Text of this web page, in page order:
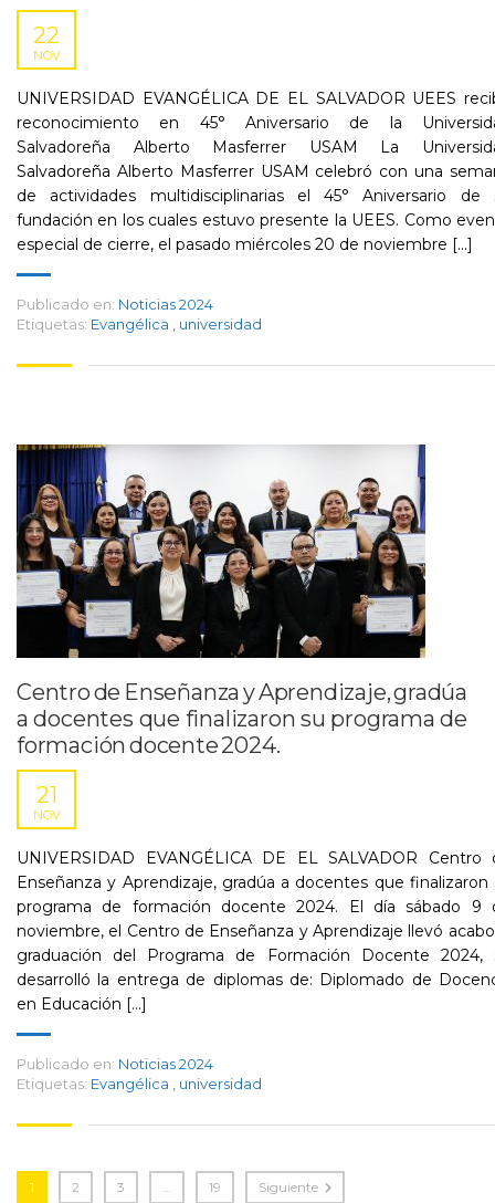
22
NOV
UNIVERSIDAD EVANGÉLICA DE EL SALVADOR UEES
reconocimiento en 45° Aniversario de la
Salvadoreña Alberto Masferrer USAM La
Salvadoreña Alberto Masferrer USAM celebró con una
de actividades multidisciplinarias el 45° Aniversario de
fundación en los cuales estuvo presente la UEES. Como
especial de cierre, el pasado miércoles 20 de noviembre [...]
Publicado en: Noticias 2024
Etiquetas: Evangélica universidad
Centro de Enseñanza y Aprendizaje, gradúa
a docentes que finalizaron su programa de
formación docente 2024.
21
NOV
UNIVERSIDAD EVANGÉLICA DE EL SALVADOR Centro
Enseñanza y Aprendizaje, gradúa a docentes que finalizaron
programa de formación docente 2024. El día sábado 9
noviembre, el Centro de Enseñanza y Aprendizaje llevó
graduación del Programa de Formación Docente 2024,
desarrolló la entrega de diplomas de: Diplomado de
en Educación [...]
Publicado en: Noticias 2024
Etiquetas: Evangélica universidad
1 2 3 … 19 Siguiente